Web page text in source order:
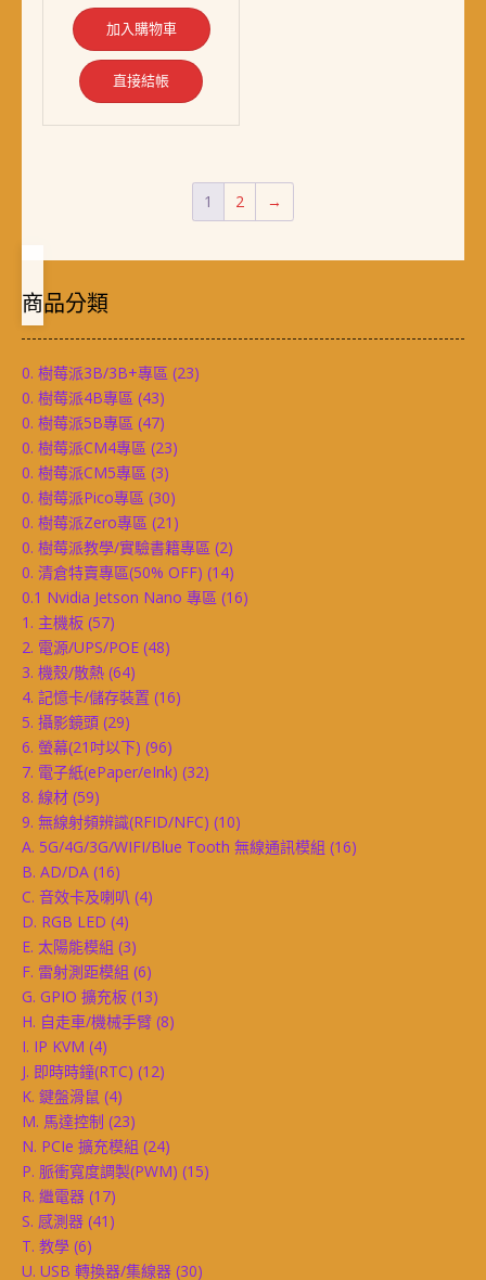
NT$ 738。NT$ 638。
加入購物車
直接結帳
1 2 →
商品分類
0. 樹莓派3B/3B+專區 (23)
0. 樹莓派4B專區 (43)
0. 樹莓派5B專區 (47)
0. 樹莓派CM4專區 (23)
0. 樹莓派CM5專區 (3)
0. 樹莓派Pico專區 (30)
0. 樹莓派Zero專區 (21)
0. 樹莓派教學/實驗書籍專區 (2)
0. 清倉特賣專區(50% OFF) (14)
0.1 Nvidia Jetson Nano 專區 (16)
1. 主機板 (57)
2. 電源/UPS/POE (48)
3. 機殼/散熱 (64)
4. 記憶卡/儲存裝置 (16)
5. 攝影鏡頭 (29)
6. 螢幕(21吋以下) (96)
7. 電子紙(ePaper/eInk) (32)
8. 線材 (59)
9. 無線射頻辨識(RFID/NFC) (10)
A. 5G/4G/3G/WIFI/Blue Tooth 無線通訊模組 (16)
B. AD/DA (16)
C. 音效卡及喇叭 (4)
D. RGB LED (4)
E. 太陽能模組 (3)
F. 雷射測距模組 (6)
G. GPIO 擴充板 (13)
H. 自走車/機械手臂 (8)
I. IP KVM (4)
J. 即時時鐘(RTC) (12)
K. 鍵盤滑鼠 (4)
M. 馬達控制 (23)
N. PCIe 擴充模組 (24)
P. 脈衝寬度調製(PWM) (15)
R. 繼電器 (17)
S. 感測器 (41)
T. 教學 (6)
U. USB 轉換器/集線器 (30)